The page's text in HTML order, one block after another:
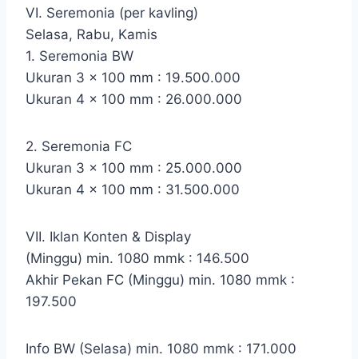
VI. Seremonia (per kavling)
Selasa, Rabu, Kamis
1. Seremonia BW
Ukuran 3 x 100 mm : 19.500.000
Ukuran 4 x 100 mm : 26.000.000
2. Seremonia FC
Ukuran 3 x 100 mm : 25.000.000
Ukuran 4 x 100 mm : 31.500.000
VII. Iklan Konten & Display
(Minggu) min. 1080 mmk : 146.500
Akhir Pekan FC (Minggu) min. 1080 mmk :
197.500
Info BW (Selasa) min. 1080 mmk : 171.000